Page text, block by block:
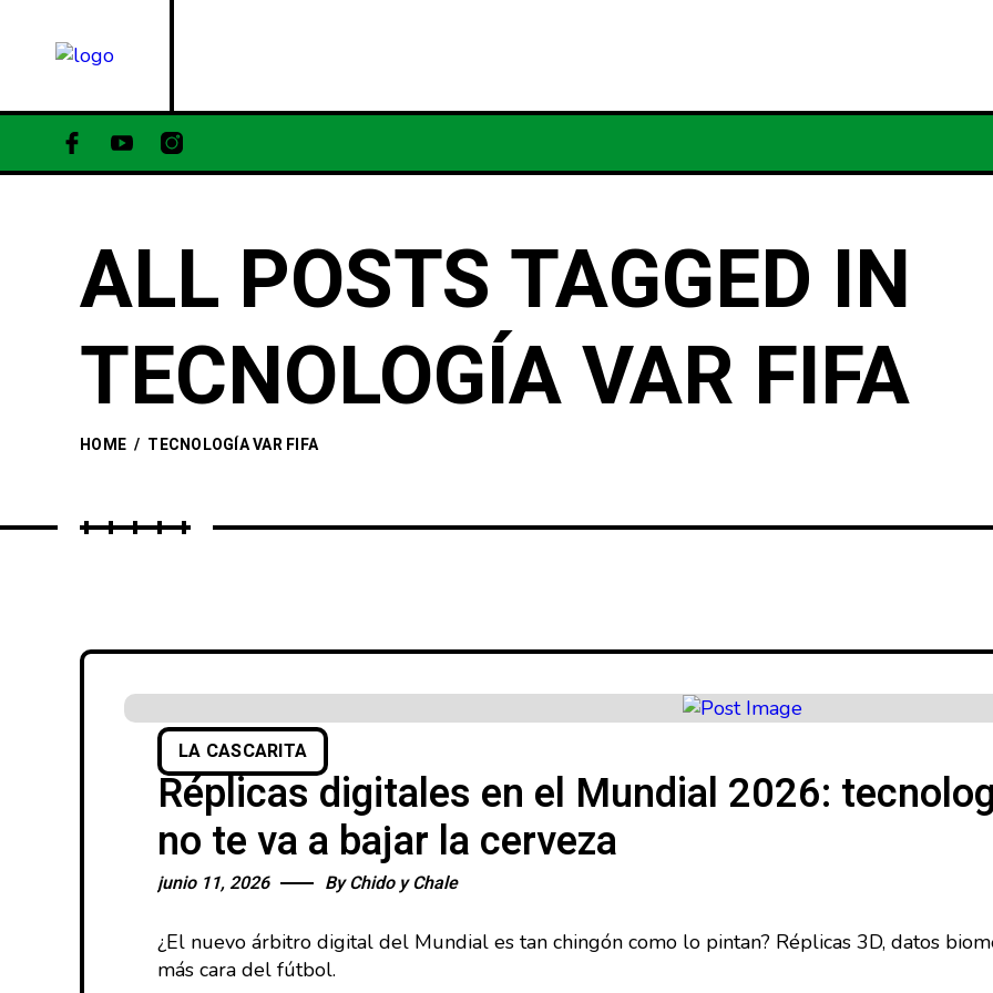
ALL POSTS TAGGED IN
TECNOLOGÍA VAR FIFA
HOME / TECNOLOGÍA VAR FIFA
LA CASCARITA
Réplicas digitales en el Mundial 2026:
no te va a bajar la cerveza
junio 11, 2026 ByChido y Chale
¿El nuevo árbitro digital del Mundial es tan chingón como lo pintan? Réplicas 3D, datos
más cara del fútbol.